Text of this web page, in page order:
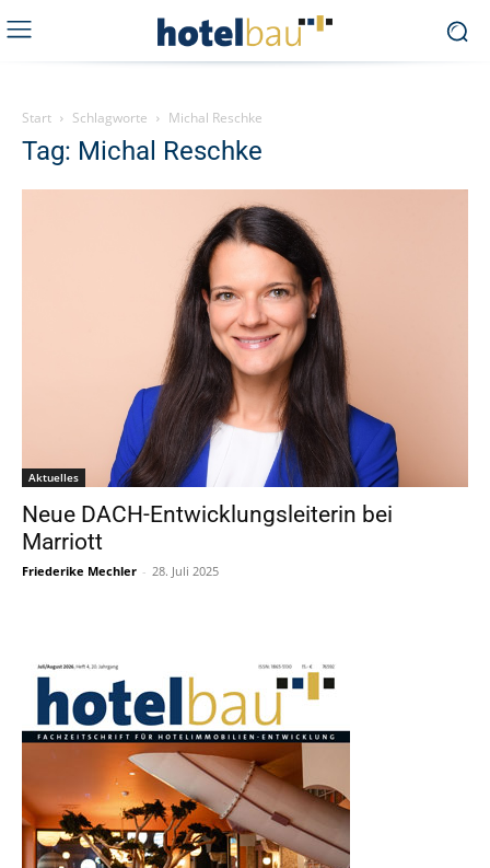
Start Schlagworte Michal Reschke
Tag: Michal Reschke
Aktuelles
Neue DACH-Entwicklungsleiterin bei
Marriott
Friederike Mechler - 28. Juli 2025